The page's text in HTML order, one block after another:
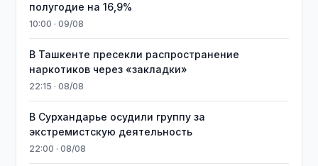
полугодие на 16,9%
10:00 · 09/08
В Ташкенте пресекли распространение
наркотиков через «закладки»
22:15 · 08/08
В Сурхандарье осудили группу за
экстремистскую деятельность
22:00 · 08/08